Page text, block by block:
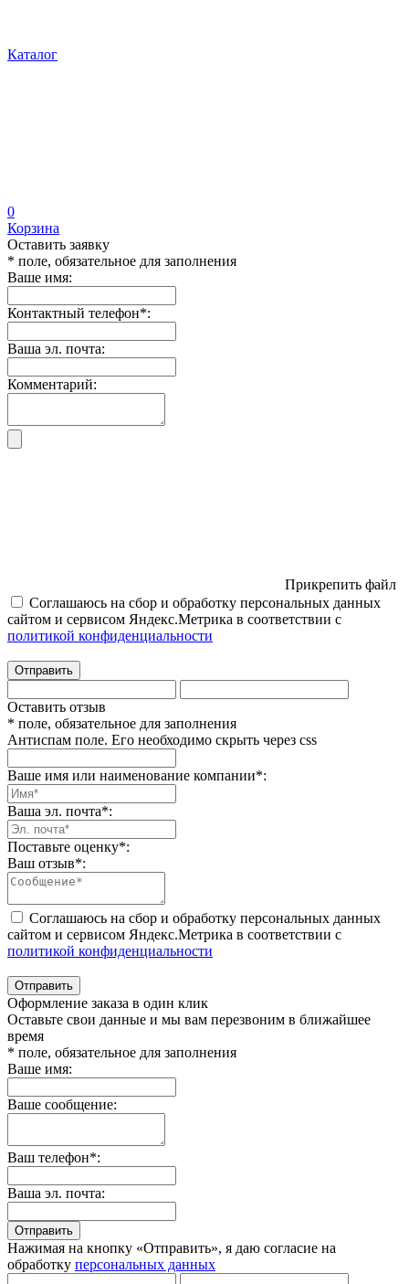
Каталог
0
Корзина
Оставить заявку
* поле, обязательное для заполнения
Ваше имя:
Контактный телефон*:
Ваша эл. почта:
Комментарий:
Прикрепить файл
Соглашаюсь на сбор и обработку персональных данных
сайтом и сервисом Яндекс.Метрика в соответствии с
политикой конфиденциальности
Отправить
Оставить отзыв
* поле, обязательное для заполнения
Антиспам поле. Его необходимо скрыть через css
Ваше имя или наименование компании*:
Ваша эл. почта*:
Поставьте оценку*:
Ваш отзыв*:
Соглашаюсь на сбор и обработку персональных данных
сайтом и сервисом Яндекс.Метрика в соответствии с
политикой конфиденциальности
Отправить
Оформление заказа в один клик
Оставьте свои данные и мы вам перезвоним в ближайшее
время
* поле, обязательное для заполнения
Ваше имя:
Ваше сообщение:
Ваш телефон*:
Ваша эл. почта:
Отправить
Нажимая на кнопку «Отправить», я даю согласие на
обработку персональных данных